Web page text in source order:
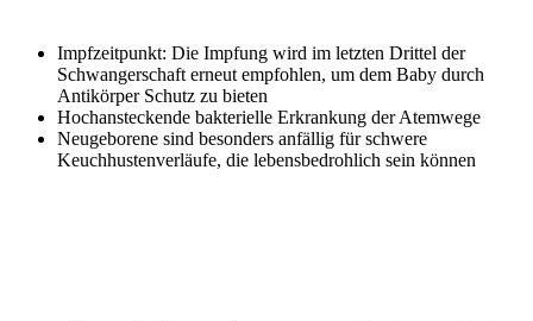
Impfzeitpunkt: Die Impfung wird im letzten Drittel der
Schwangerschaft erneut empfohlen, um dem Baby durch
Antikörper Schutz zu bieten
Hochansteckende bakterielle Erkrankung der Atemwege
Neugeborene sind besonders anfällig für schwere
Keuchhustenverläufe, die lebensbedrohlich sein können